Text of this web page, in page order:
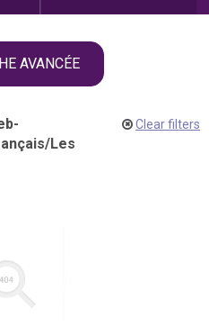
AVANCÉE
/Les
Clear filters